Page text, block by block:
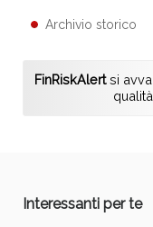
Archivio storico
FinRiskAlertsi
Interessanti per te